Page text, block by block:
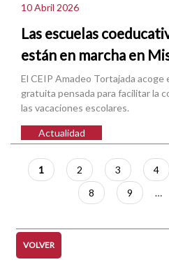
10 Abril 2026
Las escuelas
están en marcha en
El CEIP Amadeo Tortajada acoge
gratuita pensada para facilitar la
las vacaciones escolares.
Actualidad
Paginación
Página
actual
1 Página
2 Página
3 4
Página
8 Página
9 …
VOLVER